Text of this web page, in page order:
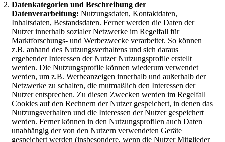
Datenkategorien und Beschreibung der
Datenverarbeitung: Nutzungsdaten, Kontaktdaten,
Inhaltsdaten, Bestandsdaten. Ferner werden die Daten der
Nutzer innerhalb sozialer Netzwerke im Regelfall für
Marktforschungs- und Werbezwecke verarbeitet. So können
z.B. anhand des Nutzungsverhaltens und sich daraus
ergebender Interessen der Nutzer Nutzungsprofile erstellt
werden. Die Nutzungsprofile können wiederum verwendet
werden, um z.B. Werbeanzeigen innerhalb und außerhalb der
Netzwerke zu schalten, die mutmaßlich den Interessen der
Nutzer entsprechen. Zu diesen Zwecken werden im Regelfall
Cookies auf den Rechnern der Nutzer gespeichert, in denen das
Nutzungsverhalten und die Interessen der Nutzer gespeichert
werden. Ferner können in den Nutzungsprofilen auch Daten
unabhängig der von den Nutzern verwendeten Geräte
gespeichert werden (insbesondere, wenn die Nutzer Mitglieder